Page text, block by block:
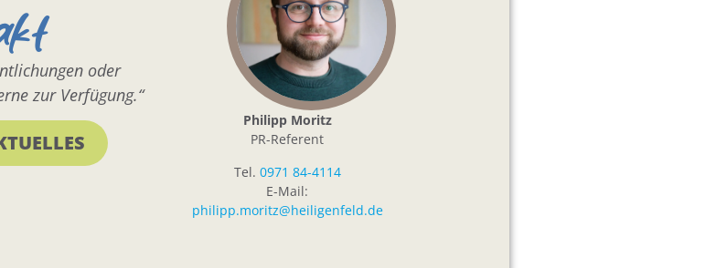
oder
zur Verfügung.“
Philipp Moritz
PR-Referent
Tel. 0971 84-4114
E-Mail:
philipp.moritz@heiligenfeld.de